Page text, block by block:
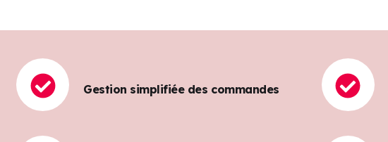
Gestion simplifiée des commandes